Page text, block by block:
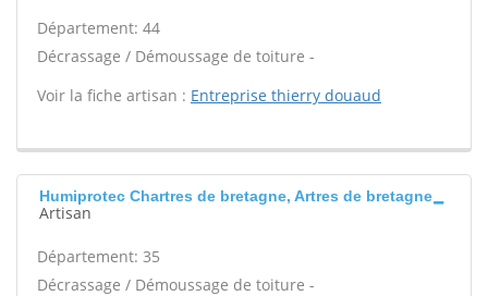
Département: 44
Décrassage / Démoussage de toiture -
Voir la fiche artisan : Entreprise thierry douaud
Humiprotec Chartres de bretagne, Artres de bretagne
Artisan
Département: 35
Décrassage / Démoussage de toiture -